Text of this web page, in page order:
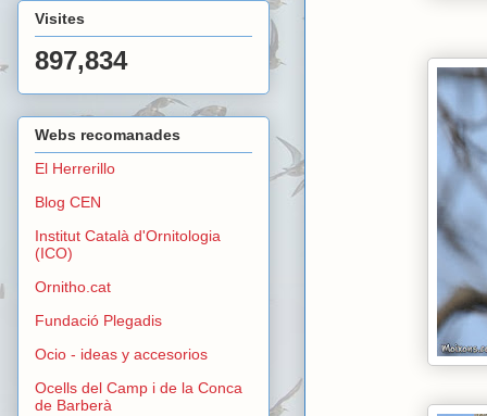
Visites
897,834
Webs recomanades
El Herrerillo
Blog CEN
Institut Català d'Ornitologia
(ICO)
Ornitho.cat
Fundació Plegadis
Ocio - ideas y accesorios
Ocells del Camp i de la Conca
de Barberà